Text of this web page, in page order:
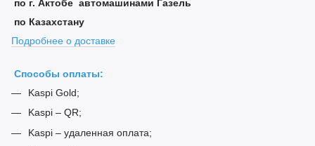
по г. Актобе автомашинами Газель
по Казахстану
Подробнее о доставке
Способы оплаты:
Kaspi Gold;
Kaspi – QR;
Kaspi – удаленная оплата;